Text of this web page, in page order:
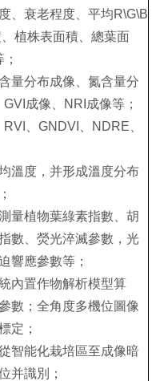
、衰老程度、平均R\G\B
植株表面積、總葉面
量分布成像、氮含量分
成像、NRI成像等；
RVI、GNDVI、NDRE、
溫度，并形成溫度分布
量植物葉綠素指數、胡
數、熒光淬滅參數，光
響應參數等；
內置作物解析模型算
數；全角度多機位圖像
定；
智能化栽培區至成像暗
并識別；